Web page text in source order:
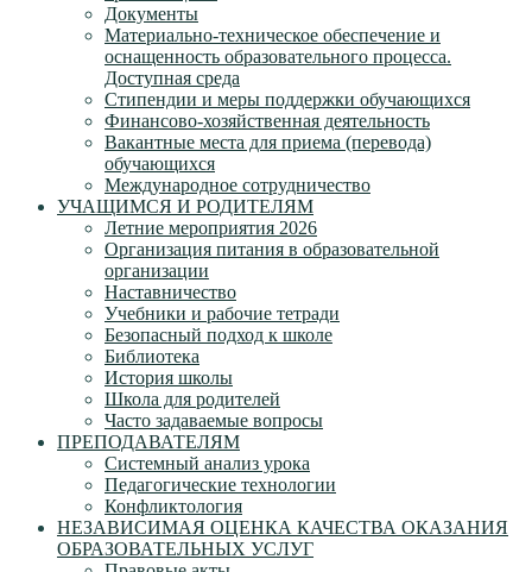
Документы
Материально-техническое обеспечение и
оснащенность образовательного процесса.
Доступная среда
Стипендии и меры поддержки обучающихся
Финансово-хозяйственная деятельность
Вакантные места для приема (перевода)
обучающихся
Международное сотрудничество
УЧАЩИМСЯ И РОДИТЕЛЯМ
Летние мероприятия 2026
Организация питания в образовательной
организации
Наставничество
Учебники и рабочие тетради
Безопасный подход к школе
Библиотека
История школы
Школа для родителей
Часто задаваемые вопросы
ПРЕПОДАВАТЕЛЯМ
Системный анализ урока
Педагогические технологии
Конфликтология
НЕЗАВИСИМАЯ ОЦЕНКА КАЧЕСТВА ОКАЗАНИЯ
ОБРАЗОВАТЕЛЬНЫХ УСЛУГ